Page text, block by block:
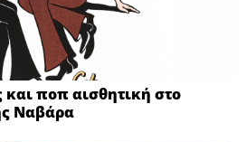
ποπ αισθητική στο
Ναβάρα